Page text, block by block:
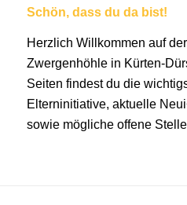
Schön, dass du da bist!
Herzlich Willkommen auf
Zwergenhöhle in Kürten-
Seiten findest du die
Elterninitiative, aktuelle
sowie mögliche offene